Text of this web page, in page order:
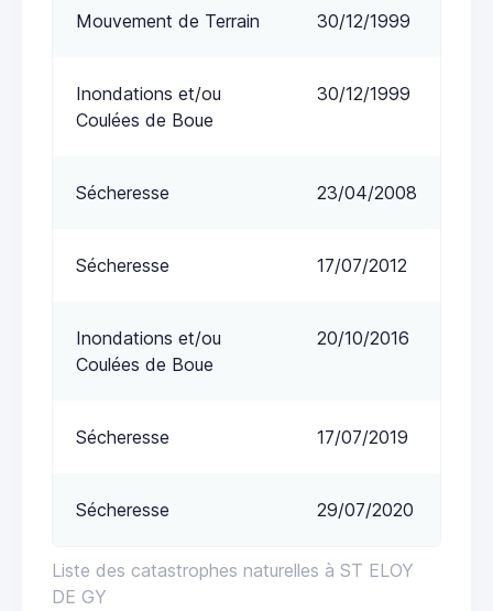
Liste des catastrophes naturelles à ST ELOY
DE GY
Mouvement de Terrain 30/12/1999
Inondations et/ou
Coulées de Boue
30/12/1999
Sécheresse 23/04/2008
Sécheresse 17/07/2012
Inondations et/ou
Coulées de Boue
20/10/2016
Sécheresse 17/07/2019
Sécheresse 29/07/2020